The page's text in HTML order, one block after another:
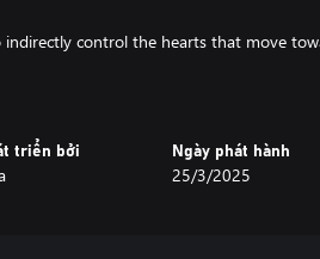
control the hearts that move
triển bởi Ngày phát hành
25/3/2025